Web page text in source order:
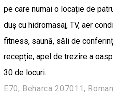
pe care numai o locație de
duș cu hidromasaj, TV, aer
fitness, saună, săli de
recepție, apel de trezire a
30 de locuri.
E70, Beharca 207011,